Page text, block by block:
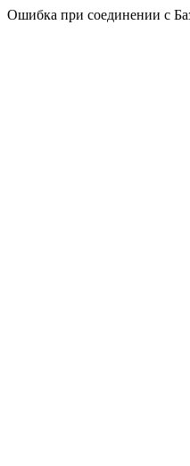
Ошибка при соединении с